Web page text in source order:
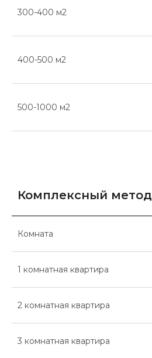
300-400 м2
400-500 м2
500-1000 м2
Комплексный метод
Комната
1 комнатная квартира
2 комнатная квартира
3 комнатная квартира